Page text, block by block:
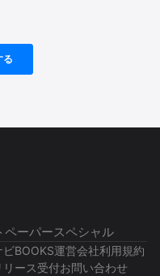
ペーパースペシャル
ビBOOKS運営会社利用規約
リース受付お問い合わせ